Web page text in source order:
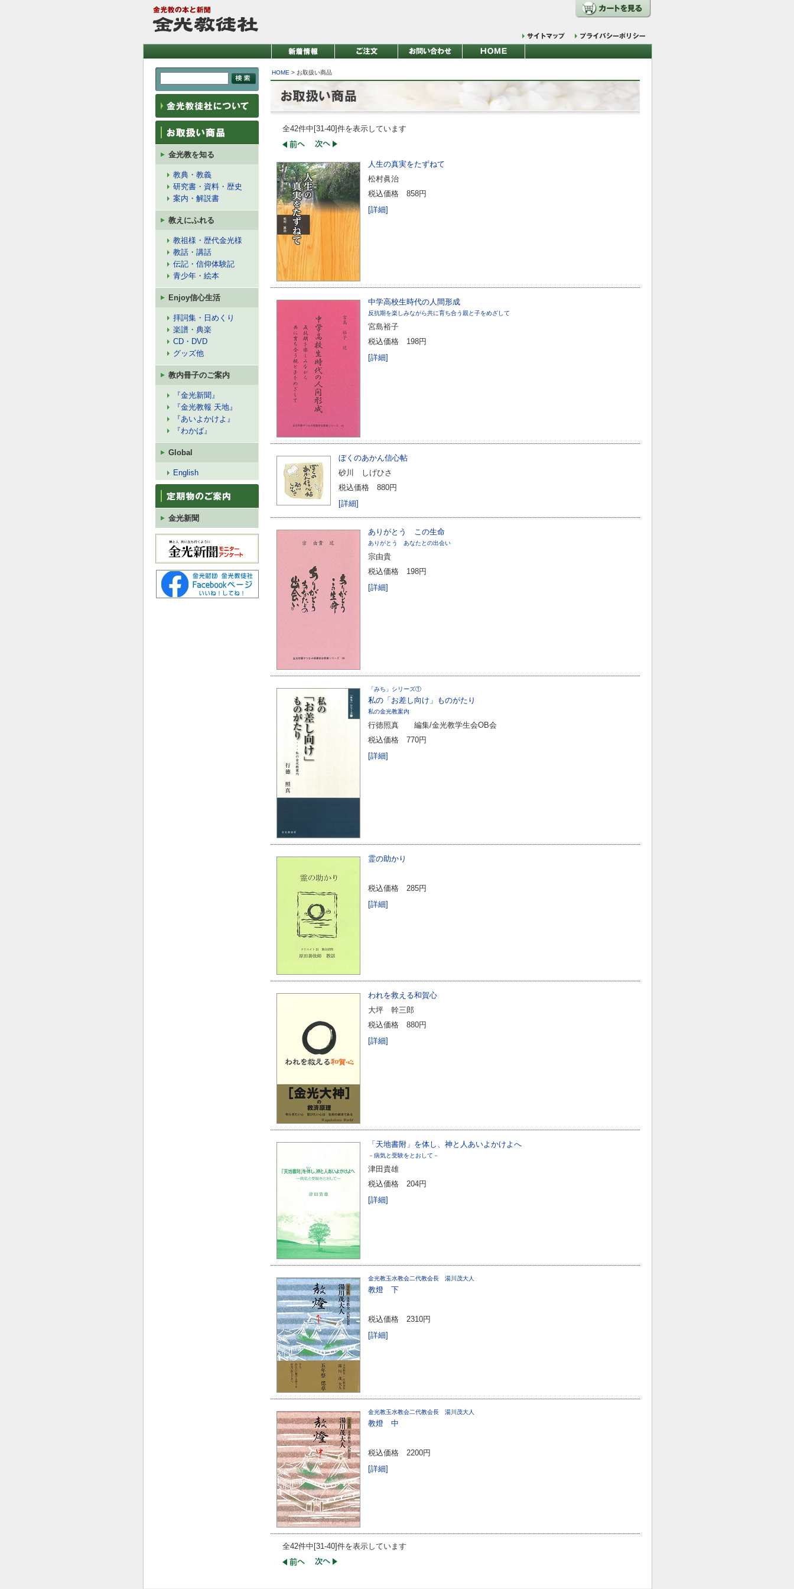
金光教を知る
教典・教義
研究書・資料・歴史
案内・解説書
教えにふれる
教祖様・歴代金光様
教話・講話
伝記・信仰体験記
青少年・絵本
Enjoy信心生活
拝詞集・日めくり
楽譜・典楽
CD・DVD
グッズ他
教内冊子のご案内
『金光新聞』
『金光教報 天地』
『あいよかけよ』
『わかば』
Global
English
金光新聞
HOME > お取扱い商品
全42件中[31-40]件を表示しています
人生の真実をたずねて
松村眞治
税込価格 858円
[詳細]
中学高校生時代の人間形成
反抗期を楽しみながら共に育ち合う親と子をめざして
宮島裕子
税込価格 198円
[詳細]
ぼくのあかん信心帖
砂川 しげひさ
税込価格 880円
[詳細]
ありがとう この生命
ありがとう あなたとの出会い
宗由貴
税込価格 198円
[詳細]
「みち」シリーズ①
私の「お差し向け」ものがたり
私の金光教案内
行徳照真 編集/金光教学生会OB会
税込価格 770円
[詳細]
霊の助かり
税込価格 285円
[詳細]
われを救える和賀心
大坪 幹三郎
税込価格 880円
[詳細]
「天地書附」を体し、神と人あいよかけよへ
－病気と受験をとおして－
津田貴雄
税込価格 204円
[詳細]
金光教玉水教会二代教会長 湯川茂大人
教燈 下
税込価格 2310円
[詳細]
金光教玉水教会二代教会長 湯川茂大人
教燈 中
税込価格 2200円
[詳細]
全42件中[31-40]件を表示しています